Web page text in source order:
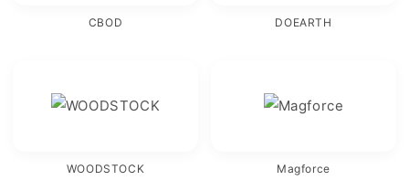
CBOD DOEARTH
WOODSTOCK Magforce